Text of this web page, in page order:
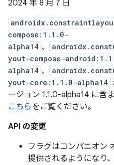
2024 年 8 月 7 日
compose:1.1.0-
alpha14 、
yout-compose-
alpha14 、
yout-core:1.1.0-alpha14
ージョン 1.1.0-alpha14 に含
こちらをご覧ください。
API の変更
フラグはコンパニオン
提供されるようになり、